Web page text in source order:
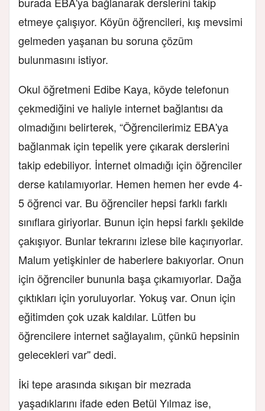
etmeye çalışıyor. Köyün öğrencileri, kış mevsimi
gelmeden yaşanan bu soruna çözüm
bulunmasını istiyor.
Okul öğretmeni Edibe Kaya, köyde telefonun
çekmediğini ve haliyle internet bağlantısı da
olmadığını belirterek, “Öğrencilerimiz EBA'ya
bağlanmak için tepelik yere çıkarak derslerini
takip edebiliyor. İnternet olmadığı için öğrenciler
derse katılamıyorlar. Hemen hemen her evde 4-
5 öğrenci var. Bu öğrenciler hepsi farklı farklı
sınıflara giriyorlar. Bunun için hepsi farklı şekilde
çakışıyor. Bunlar tekrarını izlese bile kaçırıyorlar.
Malum yetişkinler de haberlere bakıyorlar. Onun
için öğrenciler bununla başa çıkamıyorlar. Dağa
çıktıkları için yoruluyorlar. Yokuş var. Onun için
eğitimden çok uzak kaldılar. Lütfen bu
öğrencilere internet sağlayalım, çünkü hepsinin
gelecekleri var'' dedi.
İki tepe arasında sıkışan bir mezrada
yaşadıklarını ifade eden Betül Yılmaz ise,